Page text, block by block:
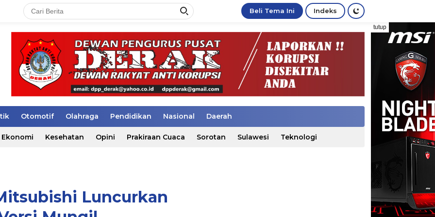
Beli Tema Ini Indeks
tutup
Otomotif Olahraga Pendidikan Nasional Daerah
Ekonomi Kesehatan Opini Prakiraan Cuaca Sorotan Sulawesi Teknologi
Luncurkan